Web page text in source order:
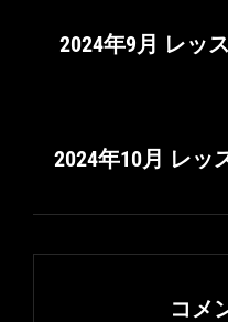
2024年9月 レッ
2024年10月 レッ
コメ